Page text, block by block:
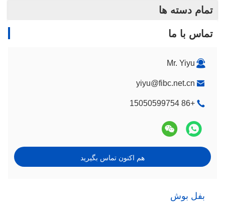
تمام دسته ها
تماس با ما
Mr. Yiyu
yiyu@fibc.net.cn
+86 15050599754
هم اکنون تماس بگیرید
بفل بوش